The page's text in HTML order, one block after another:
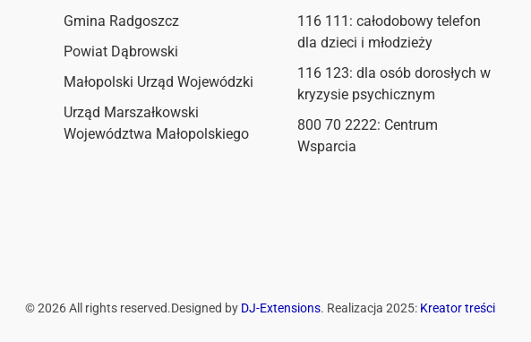
Gmina Radgoszcz
Powiat Dąbrowski
Małopolski Urząd Wojewódzki
Urząd Marszałkowski
Województwa Małopolskiego
116 111 : całodobowy telefon
dla dzieci i młodzieży
116 123: dla osób dorosłych w
kryzysie psychicznym
800 70 2222: Centrum
Wsparcia
©2026All rights reserved.Designed by DJ-Extensions. Realizacja 2025: Kreator treści